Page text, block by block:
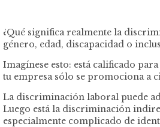
¿Qué significa realmente la
género, edad, discapacidad o
Imagínese esto: está calificado
tu empresa sólo se promociona a
La discriminación laboral puede
Luego está la discriminación
especialmente complicado de